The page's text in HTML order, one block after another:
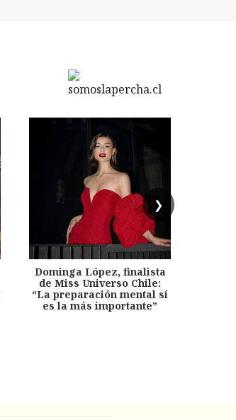
❯
Dominga López, finalista
de Miss Universo Chile:
“La preparación mental sí
es la más importante”